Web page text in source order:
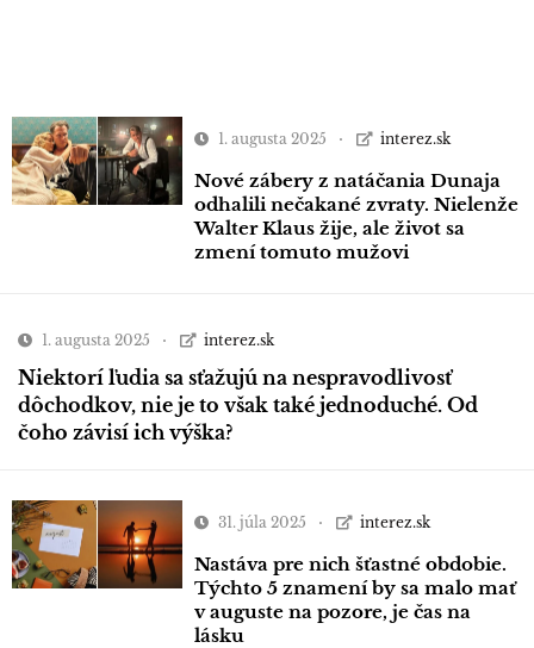
1. augusta 2025 interez.sk
Nové zábery z natáčania Dunaja
odhalili nečakané zvraty. Nielenže
Walter Klaus žije, ale život sa
zmení tomuto mužovi
1. augusta 2025 interez.sk
Niektorí ľudia sa sťažujú na nespravodlivosť
dôchodkov, nie je to však také jednoduché. Od
čoho závisí ich výška?
31. júla 2025 interez.sk
Nastáva pre nich šťastné obdobie.
Týchto 5 znamení by sa malo mať
v auguste na pozore, je čas na
lásku